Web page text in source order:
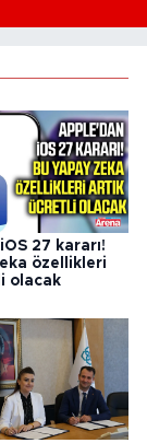
27 kararı!
özellikleri
olacak